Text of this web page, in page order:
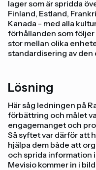
lager som är spridda
Finland, Estland,
Kanada - med alla
förhållanden som följer
stor mellan olika
standardisering av den
Lösning
Här såg ledningen på
förbättring och målet
engagemanget och
Så syftet var därför att
hjälpa dem både att
och sprida information
Mevisio kommer in i